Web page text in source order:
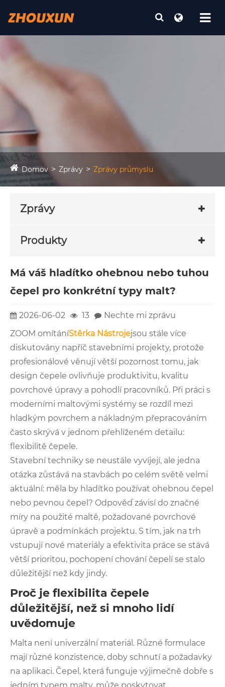
Domov Zprávy Zprávy průmyslu
Zprávy
Produkty
Má váš hladítko ohebnou nebo tuhou
čepel pro konkrétní typy malt?
2026-06-02 13
Nechte mi zprávu
ZOOM omítáníStěrka Nástrojejsou stále více
diskutovány napříč stavebními projekty, protože
profesionálové věnují větší pozornost tomu, jak
design čepele ovlivňuje produktivitu, kvalitu
povrchové úpravy a pohodlí pracovníků. Při práci s
moderními maltovými systémy se rozdíl mezi
hladkým povrchem a nákladným přepracováním
často skrývá v jednom přehlíženém detailu:
flexibilitě čepele.
Stavební techniky se neustále vyvíjejí, ale jedna
otázka zůstává na stavbách po celém světě velmi
aktuální: měla by hladítko používat ohebnou čepel
nebo pevnou čepel? Odpověď závisí do značné
míry na použité maltě, požadované povrchové
úpravě a podmínkách projektu. S tím, jak na trh
vstupují nové materiály a efektivita práce se stává
větší prioritou, pochopení chování čepelí se stalo
důležitější než kdy jindy.
Proč je flexibilita čepele
důležitější, než si mnoho lidí
uvědomuje
Malta není univerzální materiál. Různé formulace
mají různé konzistence, doby schnutí a požadavky
na aplikaci. Čepel, která funguje výjimečně dobře s